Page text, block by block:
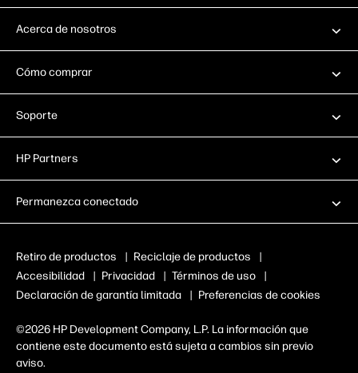
Acerca de nosotros
Cómo comprar
Soporte
HP Partners
Permanezca conectado
Retiro de productos | Reciclaje de productos
|
Accesibilidad
| Privacidad | Términos de uso
|
Declaración de garantía limitada
| Preferencias de cookies
©2026 HP Development Company, L.P. La información que
contiene este documento está sujeta a cambios sin previo
aviso.